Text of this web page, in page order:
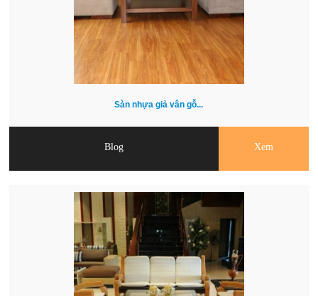
Sàn nhựa giả vân gỗ...
Blog Xem